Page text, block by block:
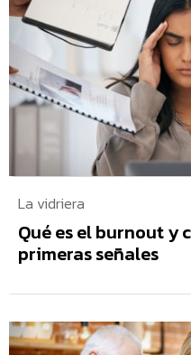
La vidriera
Qué es el burnout y
primeras señales